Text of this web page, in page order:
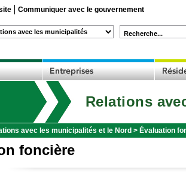
Communiquer avec le gouvernement
Recherche...
Relations
avec les municipalités et le Nord > Évaluation
foncière